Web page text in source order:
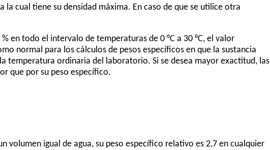
la cual tiene su densidad máxima. En caso de que se utilice otra
en todo el intervalo de temperaturas de 0 °C a 30 °C, el valor
normal para los cálculos de pesos específicos en que la sustancia
temperatura ordinaria del laboratorio. Si se desea mayor exactitud, las
que por su peso específico.
volumen igual de agua, su peso específico relativo es 2,7 en cualquier